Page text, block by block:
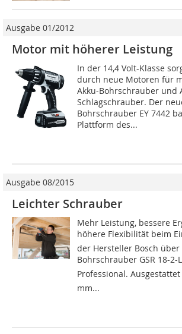
Ausgabe 01/2012
Motor mit höherer Leistung
In der 14,4 Volt-Klasse
durch neue Motoren für
Akku-Bohrschrauber und
Schlagschrauber. Der
Bohrschrauber EY 7442
Plattform des...
Ausgabe 08/2015
Leichter Schrauber
Mehr Leistung, bessere
höhere Flexibilität beim
der Hersteller Bosch über
Bohrschrauber GSR 18-2-
Professional.
mm...